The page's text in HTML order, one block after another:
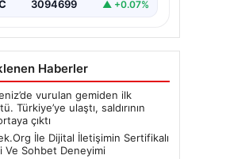
Yüksek Askeri Şura
3094699 ▲ +0.07%
Haberler
vurulan gemiden ilk
Türkiye’ye ulaştı, saldırının
çıktı
İle Dijital İletişimin Sertifikalı
Ve Sohbet Deneyimi